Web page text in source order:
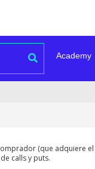
Academy
(que adquiere
calls y puts.